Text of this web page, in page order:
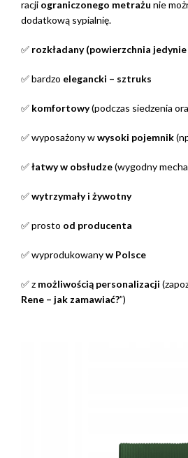
racji ograniczonego metrażu nie
dodatkową sypialnię.
✅ rozkładany (powierzchnia jedynie
✅ bardzo elegancki – sztruks
✅ komfortowy(podczas siedzenia
✅ wyposażony wwysoki pojemnik
✅łatwy w obsłudze(wygodny
✅wytrzymały i żywotny
✅ prosto od producenta
✅ wyprodukowanyw Polsce
✅ z możliwością personalizacji
Rene – jak zamawiać?”)